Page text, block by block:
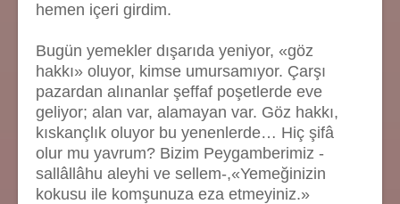
hemen içeri girdim.
Bugün yemekler dışarıda yeniyor, «göz
hakkı» oluyor, kimse umursamıyor. Çarşı
pazardan alınanlar şeffaf poşetlerde eve
geliyor; alan var, alamayan var. Göz hakkı,
kıskançlık oluyor bu yenenlerde… Hiç şifâ
olur mu yavrum? Bizim Peygamberimiz -
sallâllâhu aleyhi ve sellem-,«Yemeğinizin
kokusu ile komşunuza eza etmeyiniz.»